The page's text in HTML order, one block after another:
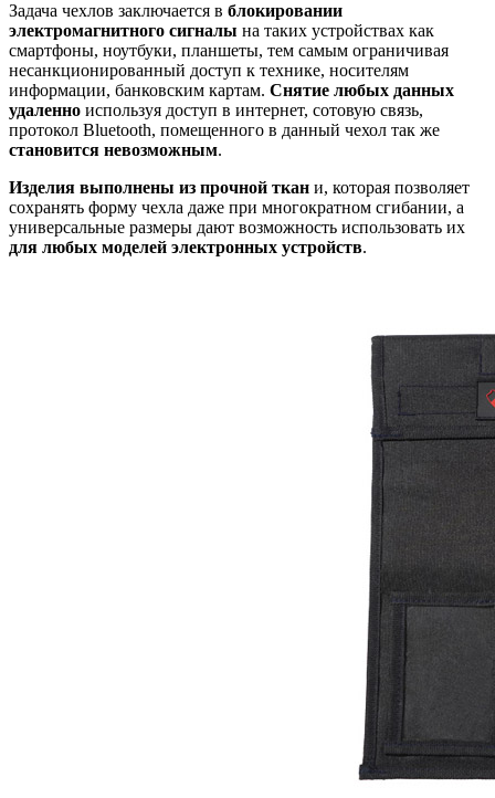
Задача чехлов заключается в блокировании
электромагнитного сигналы на таких устройствах как
смартфоны, ноутбуки, планшеты, тем самым ограничивая
несанкционированный доступ к технике, носителям
информации, банковским картам. Снятие любых данных
удаленно используя доступ в интернет, сотовую связь,
протокол Bluetooth, помещенного в данный чехол так же
становится невозможным.
Изделия выполнены из прочной ткан и, которая позволяет
сохранять форму чехла даже при многократном сгибании, а
универсальные размеры дают возможность использовать их
для любых моделей электронных устройств.